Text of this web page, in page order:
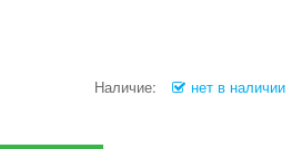
Наличие: нет в наличии